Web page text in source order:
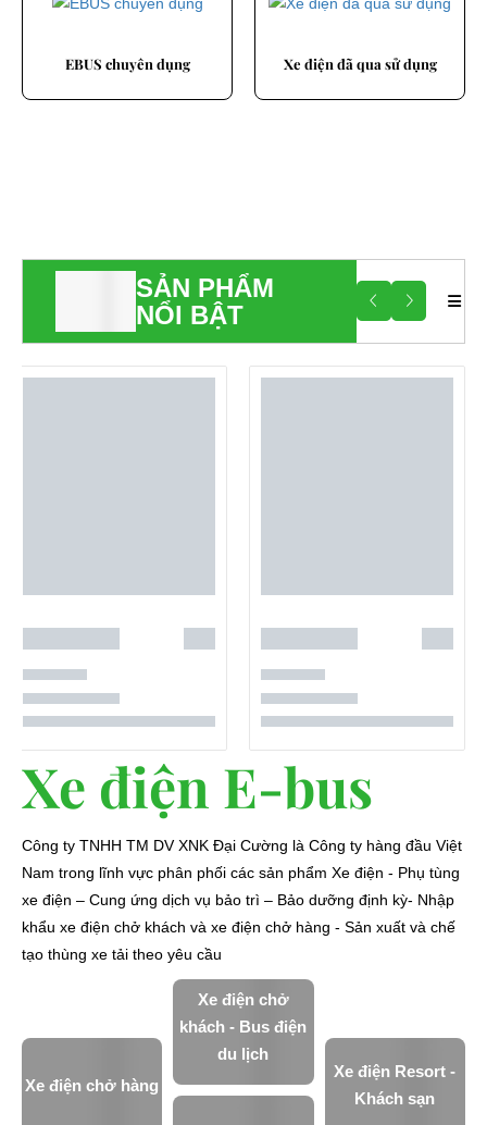
Xe điện đã qua sử dụng EBUS điện chở hàng
SẢN PHẨM
NỔI BẬT
Xe điện E-bus
Công ty TNHH TM DV XNK Đại Cường là Công ty hàng đầu Việt
Nam trong lĩnh vực phân phối các sản phẩm Xe điện - Phụ tùng
xe điện – Cung ứng dịch vụ bảo trì – Bảo dưỡng định kỳ- Nhập
khẩu xe điện chở khách và xe điện chở hàng - Sản xuất và chế
tạo thùng xe tải theo yêu cầu
Xe điện chở hàng
Xe điện chở
khách - Bus điện
du lịch
Xe điện Resort -
Khách sạn